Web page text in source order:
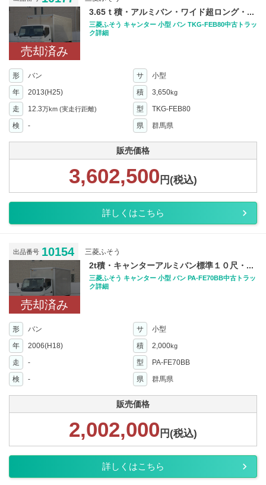
売却済み
3.65ｔ積・アルミバン・ワイド超ロング・...
三菱ふそう キャンター 小型 バン TKG-FEB80中古トラッ
ク詳細
形 バン サ
小型
年
2013(H25) 積 3,650kg
走 12.3万km (実走行距離) 型
TKG-FEB80
検
- 県 群馬県
販売価格
3,602,500 円(税込)
詳しくはこちら
出品番号 10154 三菱ふそう
売却済み
2t積・キャンターアルミバン標準１０尺・...
三菱ふそう キャンター 小型 バン PA-FE70BB中古トラッ
ク詳細
形 バン サ
小型
年
2006(H18) 積 2,000kg
走 - 型
PA-FE70BB
検
- 県 群馬県
販売価格
2,002,000 円(税込)
詳しくはこちら